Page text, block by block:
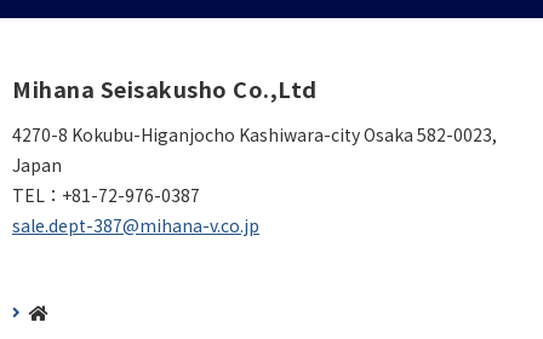
Mihana Seisakusho Co.,Ltd
4270-8 Kokubu-Higanjocho Kashiwara-city Osaka 582-0023,
Japan
TEL： +81-72-976-0387
sale.dept-387@mihana-v.co.jp